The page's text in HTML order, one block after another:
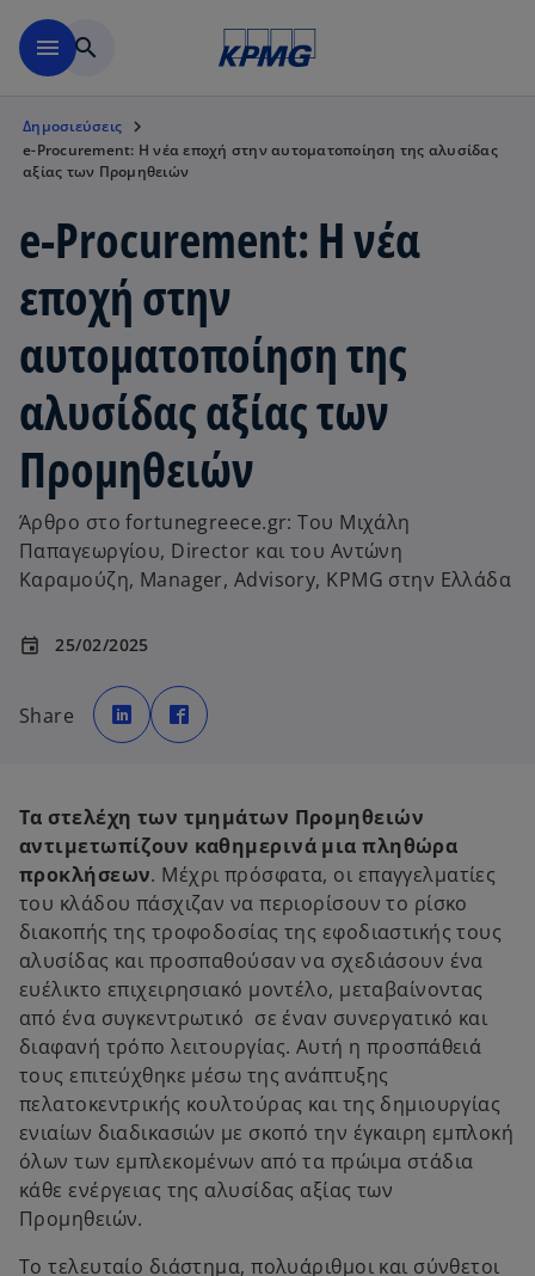
menu search
Δημοσιεύσεις
e-Procurement: Η νέα εποχή στην αυτοματοποίηση της αλυσίδας
αξίας των Προμηθειών
e-Procurement: Η νέα
εποχή στην
αυτοματοποίηση της
αλυσίδας αξίας των
Προμηθειών
Άρθρο στο fortunegreece.gr: Του Μιχάλη
Παπαγεωργίου, Director και του Αντώνη
Καραμούζη, Manager, Advisory, KPMG στην Ελλάδα
event 25/02/2025
Share
o
p
e
n
e
w
t
b
p
e
e
w
t
b
Τα στελέχη των τμημάτων Προμηθειών
αντιμετωπίζουν καθημερινά μια πληθώρα
προκλήσεων. Μέχρι πρόσφατα, οι επαγγελματίες
του κλάδου πάσχιζαν να περιορίσουν το ρίσκο
διακοπής της τροφοδοσίας της εφοδιαστικής τους
αλυσίδας και προσπαθούσαν να σχεδιάσουν ένα
ευέλικτο επιχειρησιακό μοντέλο, μεταβαίνοντας
από ένα συγκεντρωτικό σε έναν συνεργατικό και
διαφανή τρόπο λειτουργίας. Αυτή η προσπάθειά
τους επιτεύχθηκε μέσω της ανάπτυξης
πελατοκεντρικής κουλτούρας και της δημιουργίας
ενιαίων διαδικασιών με σκοπό την έγκαιρη εμπλοκή
όλων των εμπλεκομένων από τα πρώιμα στάδια
κάθε ενέργειας της αλυσίδας αξίας των
Προμηθειών.
Το τελευταίο διάστημα, πολυάριθμοι και σύνθετοι